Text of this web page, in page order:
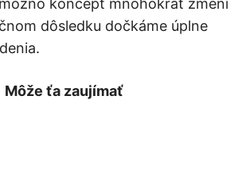
dôsledku dočkáme úplne
Môže ťa zaujímať